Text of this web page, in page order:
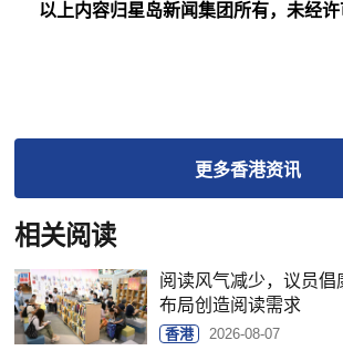
以上内容归星岛新闻集团所有，未经许
更多香港资讯
相关阅读
阅读风气减少，议员倡
布局创造阅读需求
香港 2026-08-07